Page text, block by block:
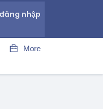
nhập
More